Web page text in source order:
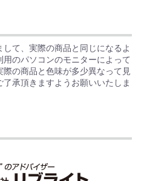
て、実際の商品と同じになるよ
のパソコンのモニターによって
の商品と色味が多少異なって見
承頂きますようお願いいたしま